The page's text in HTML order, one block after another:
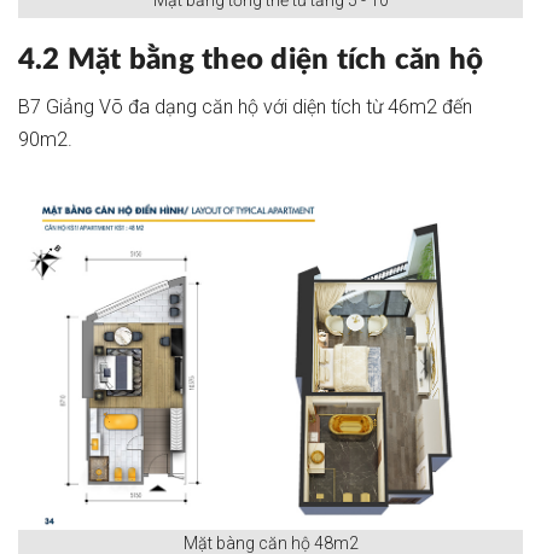
4.2 Mặt bằng theo diện tích căn hộ
B7 Giảng Võ đa dạng căn hộ với diện tích từ 46m2 đến
90m2.
Mặt bàng căn hộ 48m2